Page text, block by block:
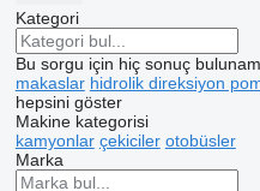
Kategori
Bu sorgu için hiç sonuç
makaslar hidrolik direksiyon
hepsini göster
Makine kategorisi
kamyonlar çekiciler otobüsler
Marka